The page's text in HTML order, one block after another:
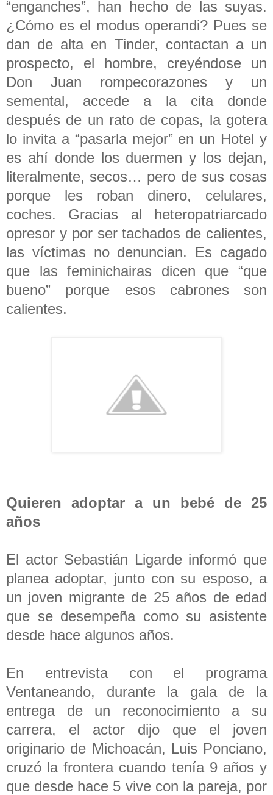
“enganches”, han hecho de las suyas.
¿Cómo es el modus operandi? Pues se
dan de alta en Tinder, contactan a un
prospecto, el hombre, creyéndose un
Don Juan rompecorazones y un
semental, accede a la cita donde
después de un rato de copas, la gotera
lo invita a “pasarla mejor” en un Hotel y
es ahí donde los duermen y los dejan,
literalmente, secos… pero de sus cosas
porque les roban dinero, celulares,
coches. Gracias al heteropatriarcado
opresor y por ser tachados de calientes,
las víctimas no denuncian. Es cagado
que las feminichairas dicen que “que
bueno” porque esos cabrones son
calientes.
Quieren adoptar a un bebé de 25
años
El actor Sebastián Ligarde informó que
planea adoptar, junto con su esposo, a
un joven migrante de 25 años de edad
que se desempeña como su asistente
desde hace algunos años.
En entrevista con el programa
Ventaneando, durante la gala de la
entrega de un reconocimiento a su
carrera, el actor dijo que el joven
originario de Michoacán, Luis Ponciano,
cruzó la frontera cuando tenía 9 años y
que desde hace 5 vive con la pareja, por